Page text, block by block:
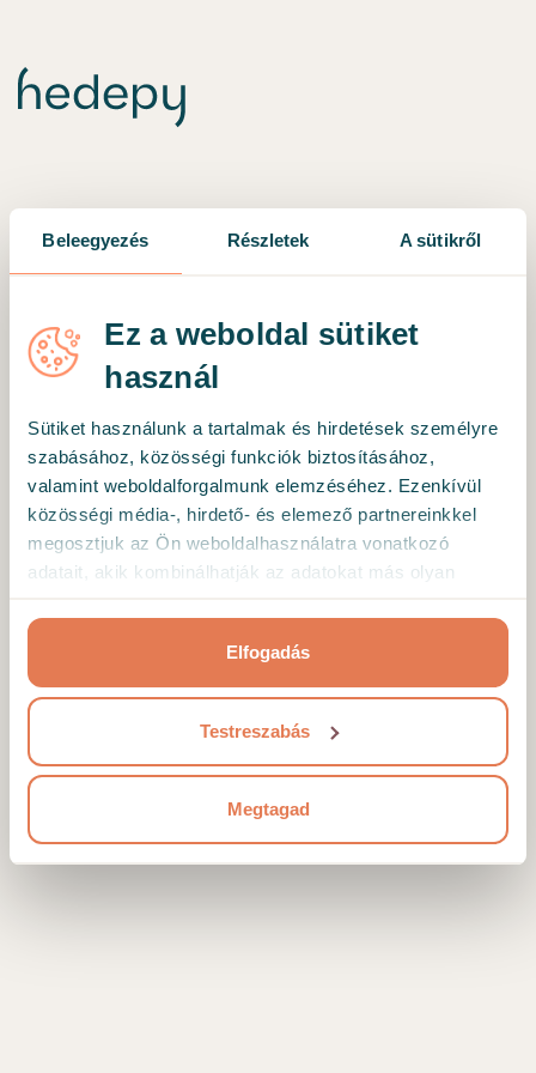
Beleegyezés Részletek A sütikről
Ez a weboldal sütiket
használ
Sütiket használunk a tartalmak és hirdetések személyre
szabásához, közösségi funkciók biztosításához,
valamint weboldalforgalmunk elemzéséhez. Ezenkívül
közösségi média-, hirdető- és elemező partnereinkkel
megosztjuk az Ön weboldalhasználatra vonatkozó
adatait, akik kombinálhatják az adatokat más olyan
Ön által használt más szolgáltatásokból gyűjtöttek.
Elfogadás
Testreszabás
Megtagad
Az oldal nem található